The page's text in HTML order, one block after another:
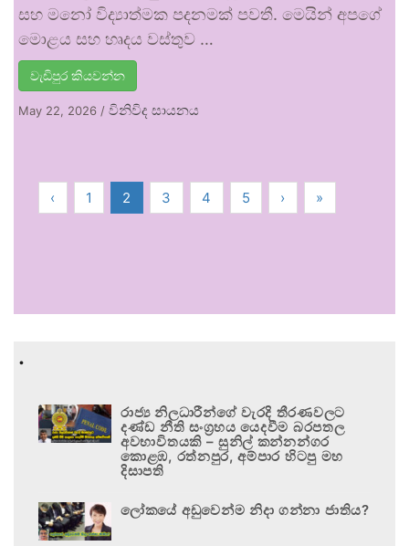
සහ මනෝ විද්‍යාත්මක පදනමක් පවතී. මෙයින් අපගේ
මොළය සහ හෘදය වස්තුව …
වැඩිපුර කියවන්න
May 22, 2026 / විනිවිද සායනය
‹ 1 2 3 4 5 › »
.
රාජ්‍ය නිලධාරීන්ගේ වැරදි තීරණවලට
දණ්ඩ නීති සංග්‍රහය යෙදවීම බරපතල
අවභාවිතයකි – සුනිල් කන්නන්ගර
කොළඹ, රත්නපුර, අම්පාර හිටපු මහ
දිසාපති
ලෝකයේ අඩුවෙන්ම නිදා ගන්නා ජාතිය?